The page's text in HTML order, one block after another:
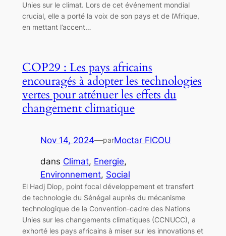
Unies sur le climat. Lors de cet événement mondial
crucial, elle a porté la voix de son pays et de l’Afrique,
en mettant l’accent…
COP29 : Les pays africains
encouragés à adopter les technologies
vertes pour atténuer les effets du
changement climatique
Nov 14, 2024—parMoctar FICOU
dans Climat, Energie
Environnement, Social
El Hadj Diop, point focal développement et transfert
de technologie du Sénégal auprès du mécanisme
technologique de la Convention-cadre des Nations
Unies sur les changements climatiques (CCNUCC), a
exhorté les pays africains à miser sur les innovations et